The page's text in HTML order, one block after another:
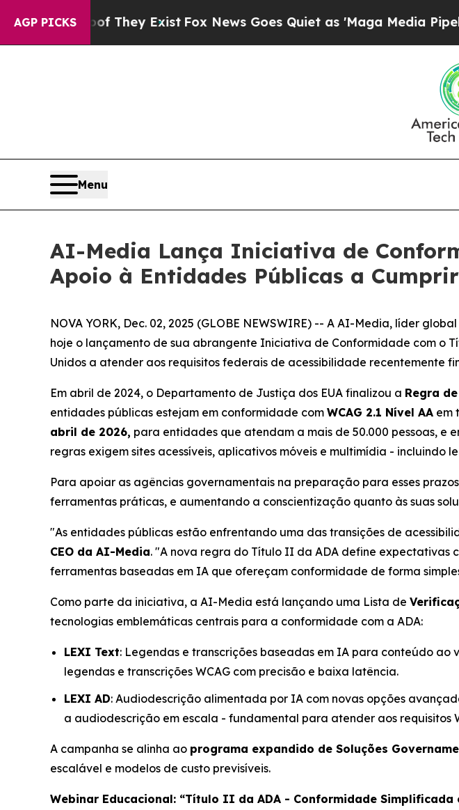
AGP PICKS
no Proof They ExistFox News Goes Quiet as 'Maga Media Pipeline'
Menu
AI-Media Lança Iniciativa de
Apoio à Entidades Públicas a Cumprir
NOVA YORK, Dec. 02, 2025 (GLOBE NEWSWIRE) -- A AI-Media, líder
hoje o lançamento de sua abrangente Iniciativa de Conformidade com o
Unidos a atender aos requisitos federais de acessibilidade recentemente
Em abril de 2024, o Departamento de Justiça dos EUA finalizou a Regra
entidades públicas estejam em conformidade com WCAG 2.1 Nível AA em
abril de 2026, para entidades que atendam a mais de 50.000 pessoas, e
regras exigem sites acessíveis, aplicativos móveis e multimídia - incluindo
Para apoiar as agências governamentais na preparação para esses
ferramentas práticas, e aumentando a conscientização quanto às suas
"As entidades públicas estão enfrentando uma das transições de
CEO da AI-Media. "A nova regra do Título II da ADA define expectativas
ferramentas baseadas em IA que ofereçam conformidade de forma
Como parte da iniciativa, a AI-Media está lançando uma Lista de
tecnologias emblemáticas centrais para a conformidade com a ADA:
LEXI Text: Legendas e transcrições baseadas em IA para conteúdo
legendas e transcrições WCAG com precisão e baixa latência.
LEXI AD: Audiodescrição alimentada por IA com novas opções
a audiodescrição em escala - fundamental para atender aos requisitos
A campanha se alinha ao programa expandido de Soluções
escalável e modelos de custo previsíveis.
Webinar Educacional: “Título II da ADA - Conformidade Simplificada